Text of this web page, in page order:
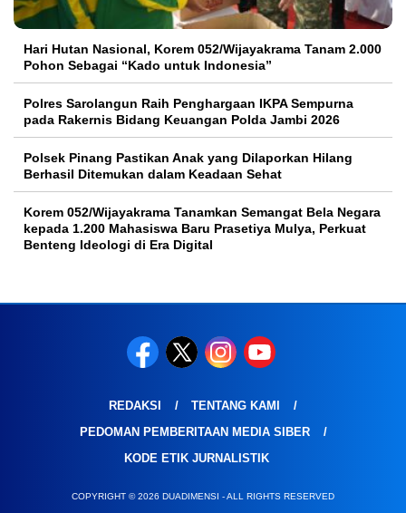
Hari Hutan Nasional, Korem 052/Wijayakrama Tanam 2.000
Pohon Sebagai “Kado untuk Indonesia”
Polres Sarolangun Raih Penghargaan IKPA Sempurna
pada Rakernis Bidang Keuangan Polda Jambi 2026
Polsek Pinang Pastikan Anak yang Dilaporkan Hilang
Berhasil Ditemukan dalam Keadaan Sehat
Korem 052/Wijayakrama Tanamkan Semangat Bela Negara
kepada 1.200 Mahasiswa Baru Prasetiya Mulya, Perkuat
Benteng Ideologi di Era Digital
REDAKSI
TENTANG KAMI
PEDOMAN PEMBERITAAN MEDIA SIBER
KODE ETIK JURNALISTIK
COPYRIGHT © 2026 DUADIMENSI - ALL RIGHTS RESERVED